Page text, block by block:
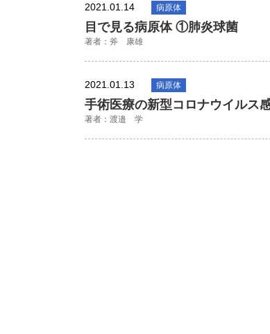
2021.01.14 病原体
目で見る病原体 ①肺炎球菌
著者：斧 康雄
2021.01.13 病原体
手術医療の新型コロナウイルス
著者：渡邉 学